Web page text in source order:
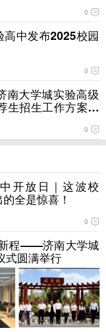
0
中发布2025校园
0
南大学城实验高级
生招生工作方案发
0
开放日｜这波校
全是惊喜！
0
程——济南大学城
式圆满举行